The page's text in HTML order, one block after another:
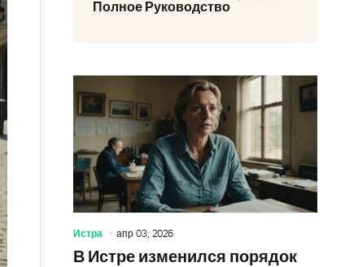
Полное Руководство
Истра апр 03, 2026
В Истре изменился порядок